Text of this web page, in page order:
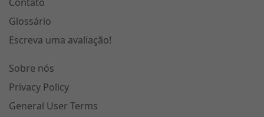
Glossário
Escreva uma avaliação!
Sobre nós
Privacy Policy
General User Terms